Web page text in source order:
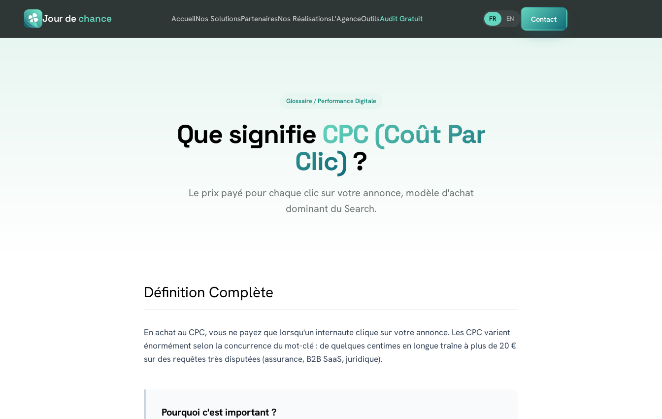
Jour de chance AccueilNos SolutionsPartenairesNos RéalisationsL'AgenceOutilsAudit Gratuit FR EN Contact
Glossaire / Performance Digitale
Que signifie CPC (Coût Par
Clic) ?
Le prix payé pour chaque clic sur votre annonce, modèle d'achat
dominant du Search.
Définition Complète
En achat au CPC, vous ne payez que lorsqu'un internaute clique sur votre annonce. Les CPC varient
énormément selon la concurrence du mot-clé : de quelques centimes en longue traîne à plus de 20 €
sur des requêtes très disputées (assurance, B2B SaaS, juridique).
Pourquoi c'est important ?